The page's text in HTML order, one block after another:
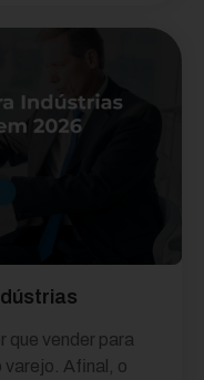
que vender para
varejo. Afinal, o